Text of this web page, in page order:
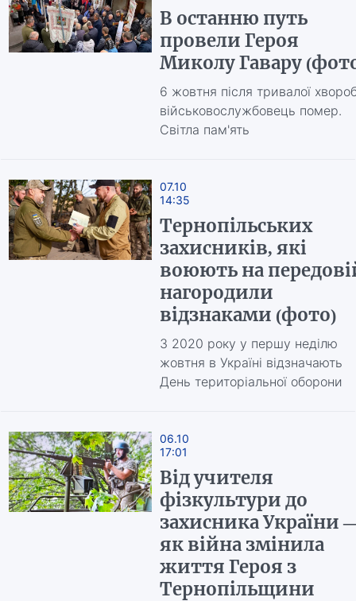
В останню путь
провели Героя
Миколу Гавару
6 жовтня після тривалої
військовослужбовець помер.
Світла пам'ять
07.10
14:35
Тернопільських
захисників, які
воюють на
нагородили
відзнаками (фото)
З 2020 року у першу неділю
жовтня в Україні відзначають
День територіальної оборони
06.10
17:01
Від учителя
фізкультури до
захисника України
як війна змінила
життя Героя з
Тернопільщини